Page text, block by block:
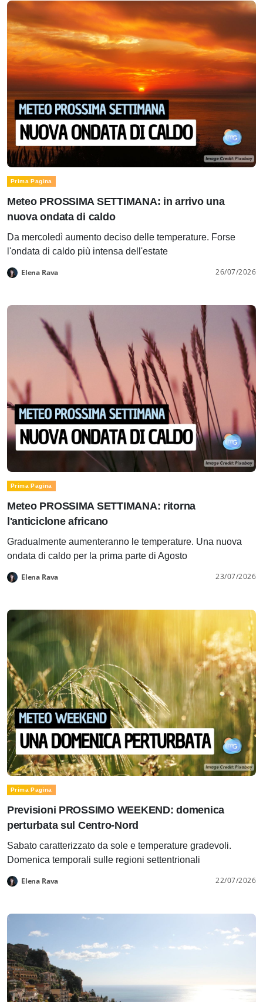
Prima Pagina
Meteo PROSSIMA SETTIMANA: in arrivo una
nuova ondata di caldo
Da mercoledì aumento deciso delle temperature. Forse
l'ondata di caldo più intensa dell'estate
Elena Rava 26/07/2026
Prima Pagina
Meteo PROSSIMA SETTIMANA: ritorna
l'anticiclone africano
Gradualmente aumenteranno le temperature. Una nuova
ondata di caldo per la prima parte di Agosto
Elena Rava 23/07/2026
Prima Pagina
Previsioni PROSSIMO WEEKEND: domenica
perturbata sul Centro-Nord
Sabato caratterizzato da sole e temperature gradevoli.
Domenica temporali sulle regioni settentrionali
Elena Rava 22/07/2026